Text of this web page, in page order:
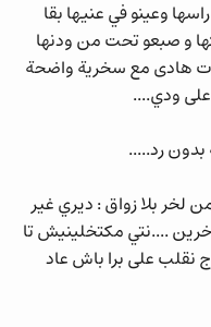
وعينو في عنيها بقا
و صبعو تحت من ودنها
هادى مع سخرية واضحة
ودي....
بدون رد.....
لخر بلا زواق : ديري غير
....نتي مكتخلينيش تا
نقلب على برا باش عاد